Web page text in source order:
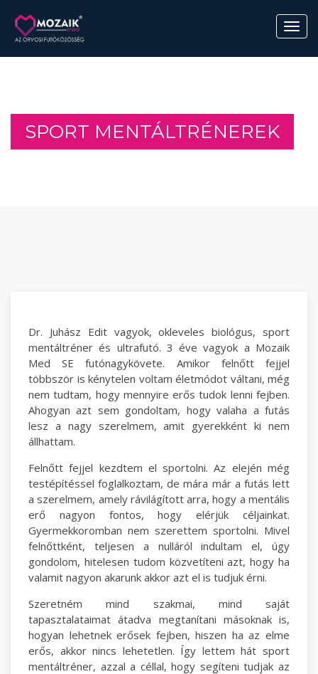
SPORT MENTÁLTRÉNEREK
Dr. Juhász Edit vagyok, okleveles biológus, sport
mentáltréner és ultrafutó. 3 éve vagyok a Mozaik
Med SE futónagykövete. Amikor felnőtt fejjel
többször is kénytelen voltam életmódot váltani, még
nem tudtam, hogy mennyire erős tudok lenni fejben.
Ahogyan azt sem gondoltam, hogy valaha a futás
lesz a nagy szerelmem, amit gyerekként ki nem
állhattam.
Felnőtt fejjel kezdtem el sportolni. Az elején még
testépítéssel foglalkoztam, de mára már a futás lett
a szerelmem, amely rávilágított arra, hogy a mentális
erő nagyon fontos, hogy elérjük céljainkat.
Gyermekkoromban nem szerettem sportolni. Mivel
felnőttként, teljesen a nulláról indultam el, úgy
gondolom, hitelesen tudom közvetíteni azt, hogy ha
valamit nagyon akarunk akkor azt el is tudjuk érni.
Szeretném mind szakmai, mind saját
tapasztalataimat átadva megtanítani másoknak is,
hogyan lehetnek erősek fejben, hiszen ha az elme
erős, akkor nincs lehetetlen. Így lettem hát sport
mentáltréner, azzal a céllal, hogy segíteni tudjak az